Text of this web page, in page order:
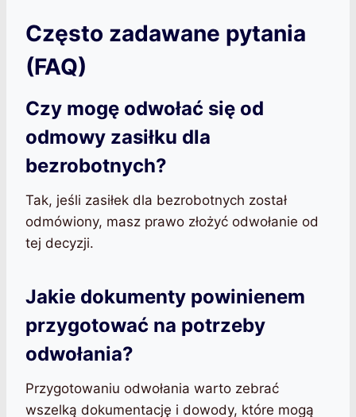
Często zadawane pytania
(FAQ)
Czy mogę odwołać się od
odmowy zasiłku dla
bezrobotnych?
Tak, jeśli zasiłek dla bezrobotnych został
odmówiony, masz prawo złożyć odwołanie od
tej decyzji.
Jakie dokumenty powinienem
przygotować na potrzeby
odwołania?
Przygotowaniu odwołania warto zebrać
wszelką dokumentację i dowody, które mogą